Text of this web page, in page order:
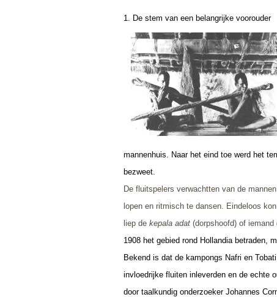
1. De stem van een belangrijke voorouder
mannenhuis. Naar het eind toe werd het
bezweet.
De fluitspelers verwachtten van de
lopen en ritmisch te dansen. Eindeloos
liep de kepala adat (dorpshoofd) of
1908 het gebied rond Hollandia betraden,
Bekend is dat de kampongs Nafri en
invloedrijke fluiten inleverden en de echte
door taalkundig onderzoeker Johannes